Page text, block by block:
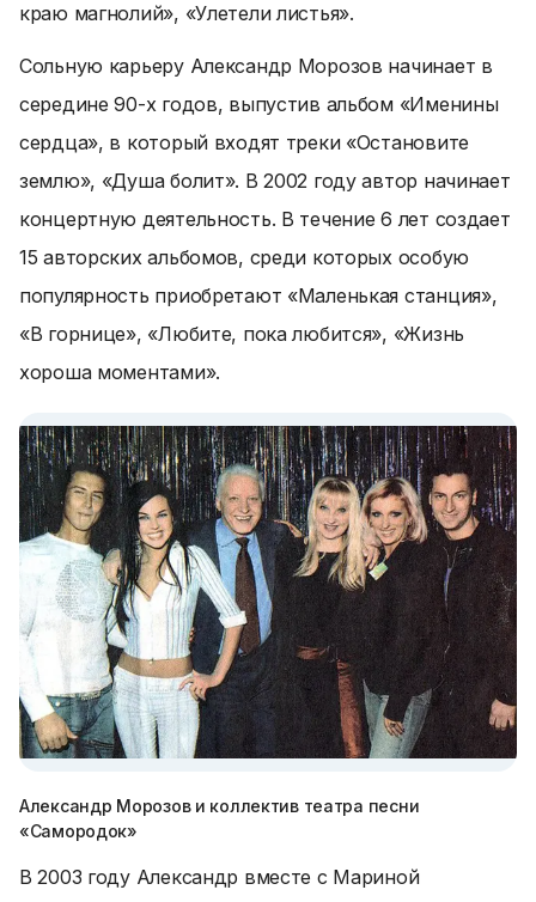
краю магнолий», «Улетели листья».
Сольную карьеру Александр Морозов начинает в
середине 90-х годов, выпустив альбом «Именины
сердца», в который входят треки «Остановите
землю», «Душа болит». В 2002 году автор начинает
концертную деятельность. В течение 6 лет создает
15 авторских альбомов, среди которых особую
популярность приобретают «Маленькая станция»,
«В горнице», «Любите, пока любится», «Жизнь
хороша моментами».
Александр Морозов и коллектив театра песни
«Самородок»
В 2003 году Александр вместе с Мариной